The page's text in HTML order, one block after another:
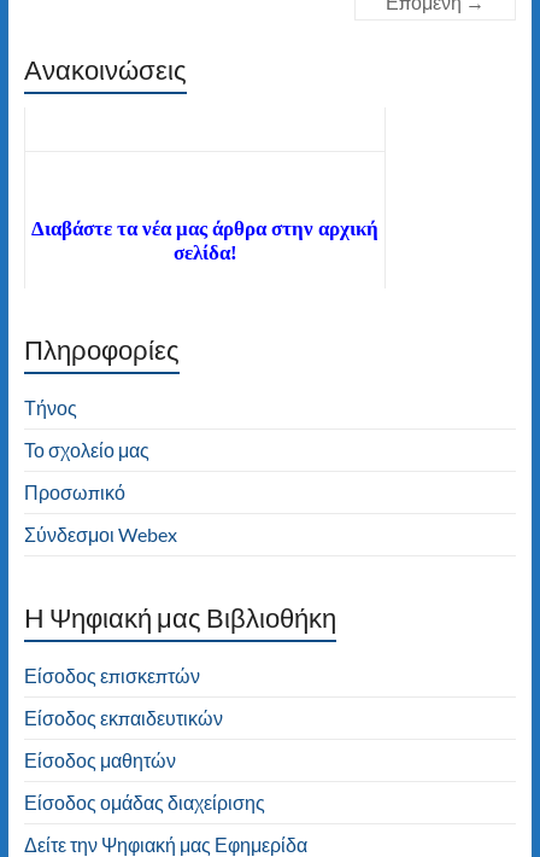
Ανακοινώσεις
Καλώς ήλθατε στον ιστότοπο του 2ου
Δημοτικού Σχολείου Τήνου! Καλή
Πληροφορίες
Τήνος
Το σχολείο μας
Προσωπικό
Σύνδεσμοι Webex
H Ψηφιακή μας Βιβλιοθήκη
Είσοδος επισκεπτών
Είσοδος εκπαιδευτικών
Είσοδος μαθητών
Είσοδος ομάδας διαχείρισης
Δείτε την Ψηφιακή μας Εφημερίδα